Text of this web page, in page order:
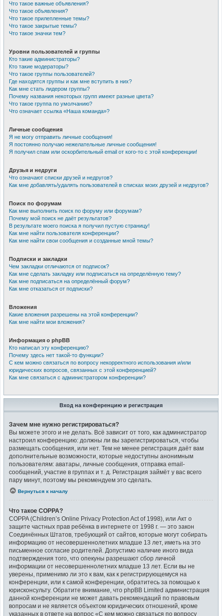
Что такое важные объявления?
Что такое объявления?
Что такое прилепленные темы?
Что такое закрытые темы?
Что такое значки тем?
Уровни пользователей и группы
Кто такие администраторы?
Кто такие модераторы?
Что такое группы пользователей?
Где находятся группы и как мне вступить в них?
Как мне стать лидером группы?
Почему названия некоторых групп имеют разные цвета?
Что такое группа по умолчанию?
Что означает ссылка «Наша команда»?
Личные сообщения
Я не могу отправить личные сообщения!
Я постоянно получаю нежелательные личные сообщения!
Я получил спам или оскорбительный email от кого-то с этой конференции!
Друзья и недруги
Что означают списки друзей и недругов?
Как мне добавлять/удалять пользователей в списках моих друзей и недругов?
Поиск по форумам
Как мне выполнить поиск по форуму или форумам?
Почему мой поиск не даёт результатов?
В результате моего поиска я получил пустую страницу!
Как мне найти пользователя конференции?
Как мне найти свои сообщения и созданные мной темы?
Подписки и закладки
Чем закладки отличаются от подписок?
Как мне сделать закладку или подписаться на определённую тему?
Как мне подписаться на определённый форум?
Как мне отказаться от подписки?
Вложения
Какие вложения разрешены на этой конференции?
Как мне найти мои вложения?
Информация о phpBB
Кто написал эту конференцию?
Почему здесь нет такой-то функции?
С кем можно связаться по вопросу некорректного использования и/или
юридических вопросов, связанных с этой конференцией?
Как мне связаться с администратором конференции?
Вход на конференцию и регистрация
Зачем мне нужно регистрироваться?
Вы можете этого и не делать. Всё зависит от того, как администратор
настроил конференцию: должны ли вы зарегистрироваться, чтобы
размещать сообщения, или нет. Тем не менее регистрация даёт вам
дополнительные возможности, которые недоступны анонимным
пользователям: аватары, личные сообщения, отправка email-
сообщений, участие в группах и т. д. Регистрация займёт у вас всего
пару минут, поэтому мы рекомендуем это сделать.
Вернуться к началу
Что такое COPPA?
COPPA (Children’s Online Privacy Protection Act of 1998), или Акт о
защите частных прав ребёнка в интернете от 1998 г. — это закон
Соединённых Штатов, требующий от сайтов, которые могут собирать
информацию от несовершеннолетних младше 13 лет, иметь на это
письменное согласие родителей. Допустимо наличие иного вида
подтверждения того, что опекуны разрешают сбор личной
информации от несовершеннолетних младше 13 лет. Если вы не
уверены, применимо ли это к вам, как к регистрирующемуся на
конференции, или к самой конференции, обратитесь за помощью к
юрисконсульту. Обратите внимание, что phpBB Limited администрация
данной конференции не может давать рекомендаций по правовым
вопросам и не является объектом юридических отношений, кроме
указанных в ответе на вопрос «С кем можно связаться по вопросу